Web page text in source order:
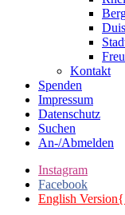
Kontakt
Spenden
Impressum
Datenschutz
Suchen
An-/Abmelden
Instagram
Facebook
English